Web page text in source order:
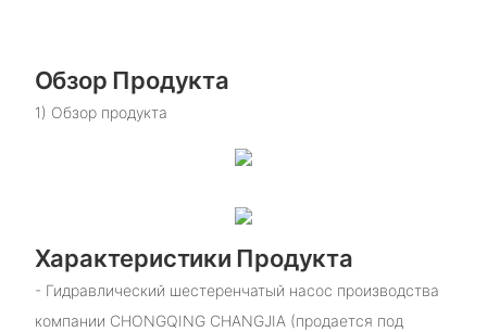
Обзор Продукта
1) Обзор продукта
Характеристики Продукта
- Гидравлический шестеренчатый насос производства
компании CHONGQING CHANGJIA (продается под